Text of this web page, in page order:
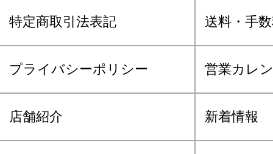
特定商取引法表記 送料・手
プライバシーポリシー 営業カレ
店舗紹介 新着情報